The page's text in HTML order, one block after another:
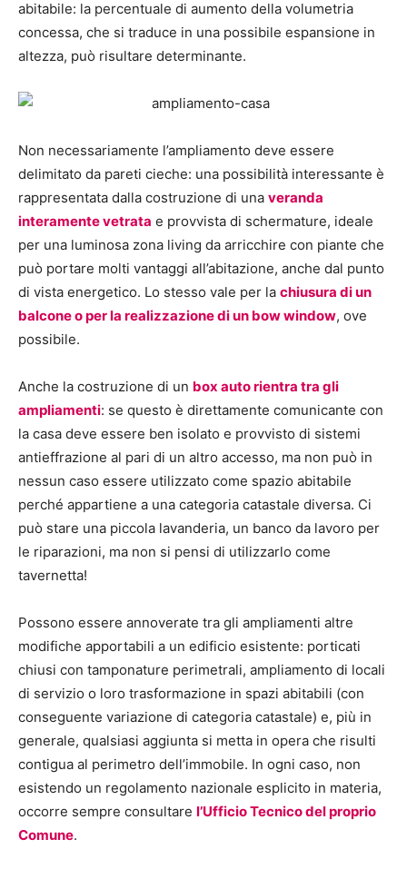
abitabile: la percentuale di aumento della volumetria
concessa, che si traduce in una possibile espansione in
altezza, può risultare determinante.
Non necessariamente l’ampliamento deve essere
delimitato da pareti cieche: una possibilità interessante è
rappresentata dalla costruzione di una veranda
interamente vetrata e provvista di schermature, ideale
per una luminosa zona living da arricchire con piante che
può portare molti vantaggi all’abitazione, anche dal punto
di vista energetico. Lo stesso vale per la chiusura di un
balcone o per la realizzazione di un bow window, ove
possibile.
Anche la costruzione di un box auto rientra tra gli
ampliamenti: se questo è direttamente comunicante con
la casa deve essere ben isolato e provvisto di sistemi
antieffrazione al pari di un altro accesso, ma non può in
nessun caso essere utilizzato come spazio abitabile
perché appartiene a una categoria catastale diversa. Ci
può stare una piccola lavanderia, un banco da lavoro per
le riparazioni, ma non si pensi di utilizzarlo come
tavernetta!
Possono essere annoverate tra gli ampliamenti altre
modifiche apportabili a un edificio esistente: porticati
chiusi con tamponature perimetrali, ampliamento di locali
di servizio o loro trasformazione in spazi abitabili (con
conseguente variazione di categoria catastale) e, più in
generale, qualsiasi aggiunta si metta in opera che risulti
contigua al perimetro dell’immobile. In ogni caso, non
esistendo un regolamento nazionale esplicito in materia,
occorre sempre consultare l’Ufficio Tecnico del proprio
Comune.